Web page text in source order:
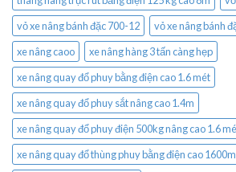
vỏ xe nâng bánh đặc 700-12
vỏ xe nâng bánh
xe nâng caoo
xe nâng hàng 3 tấn càng hẹp
xe nâng quay đổ phuy bằng điện cao 1.6 mét
xe nâng quay đổ phuy sắt nâng cao 1.4m
xe nâng quay đổ phuy điện 500kg nâng cao 1.6
xe nâng quay đổ thùng phuy bằng điện cao